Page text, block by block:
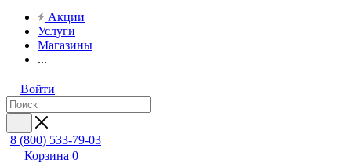
Акции
Услуги
Магазины
...
Войти
8 (800) 533-79-03
Корзина 0